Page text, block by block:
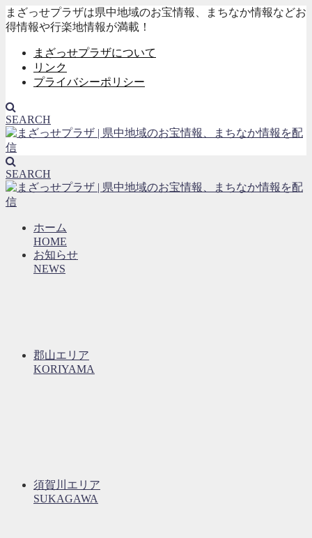
まざっせプラザは県中地域のお宝情報、まちなか情報などお
得情報や行楽地情報が満載！
まざっせプラザについて
リンク
プライバシーポリシー
SEARCH
SEARCH
ホーム
HOME
お知らせ
NEWS
郡山エリア
KORIYAMA
須賀川エリア
SUKAGAWA